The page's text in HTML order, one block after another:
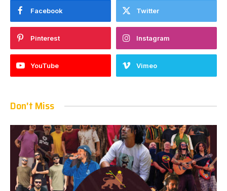
Facebook Twitter
Pinterest Instagram
YouTube Vimeo
Don't Miss